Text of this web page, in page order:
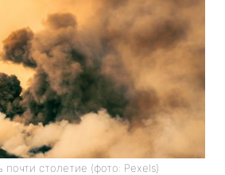
почти столетие (фото: Pexels)